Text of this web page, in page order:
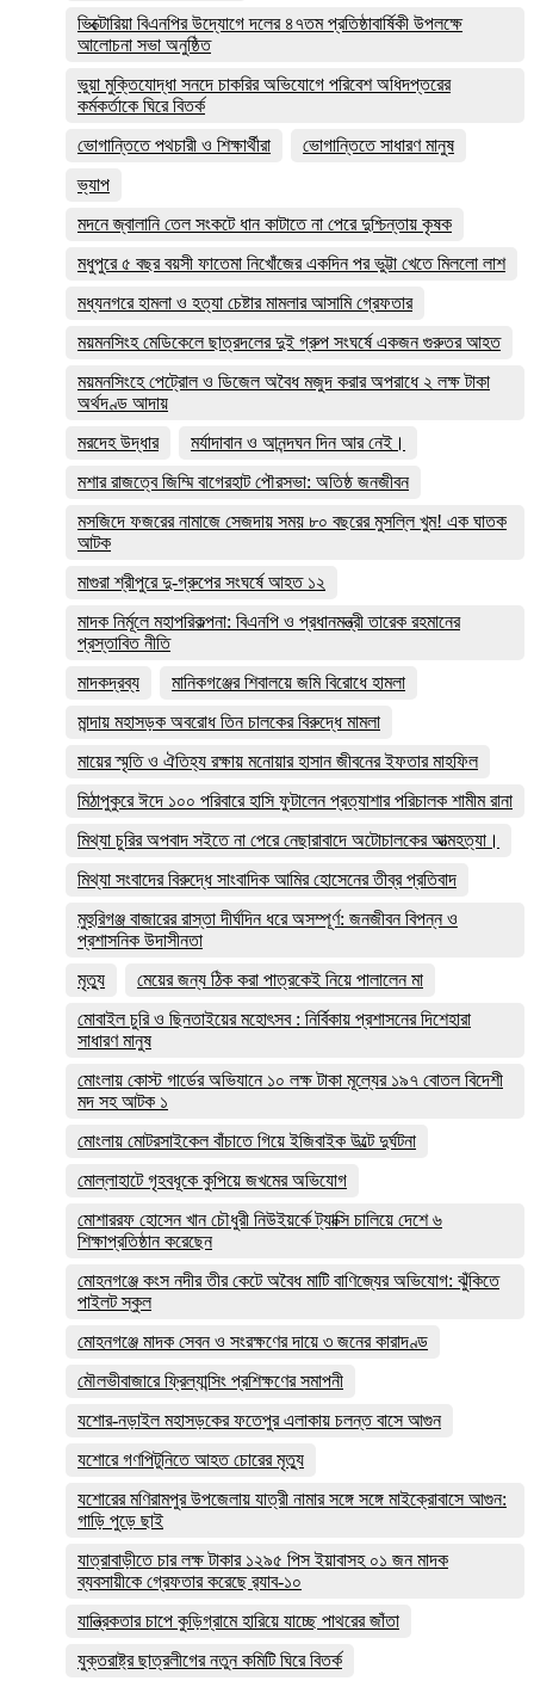
ভিক্টোরিয়া বিএনপির উদ্যোগে দলের ৪৭তম প্রতিষ্ঠাবার্ষিকী উপলক্ষে
আলোচনা সভা অনুষ্ঠিত
ভুয়া মুক্তিযোদ্ধা সনদে চাকরির অভিযোগে পরিবেশ অধিদপ্তরের
কর্মকর্তাকে ঘিরে বিতর্ক
ভোগান্তিতে পথচারী ও শিক্ষার্থীরা
ভোগান্তিতে সাধারণ মানুষ
ভ্যাপ
মদনে জ্বালানি তেল সংকটে ধান কাটাতে না পেরে দুশ্চিন্তায় কৃষক
মধুপুরে ৫ বছর বয়সী ফাতেমা নিখোঁজের একদিন পর ভুট্টা খেতে মিললো লাশ
মধ্যনগরে হামলা ও হত্যা চেষ্টার মামলার আসামি গ্রেফতার
ময়মনসিংহ মেডিকেলে ছাত্রদলের দুই গ্রুপ সংঘর্ষে একজন গুরুতর আহত
ময়মনসিংহে পেট্রোল ও ডিজেল অবৈধ মজুদ করার অপরাধে ২ লক্ষ টাকা
অর্থদণ্ড আদায়
মরদেহ উদ্ধার
মর্যাদাবান ও আনন্দঘন দিন আর নেই।
মশার রাজত্বে জিম্মি বাগেরহাট পৌরসভা: অতিষ্ঠ জনজীবন
মসজিদে ফজরের নামাজে সেজদায় সময় ৮০ বছরের মুসল্লি খুম! এক ঘাতক
আটক
মাগুরা শ্রীপুরে দু-গ্রুপের সংঘর্ষে আহত ১২
মাদক নির্মূলে মহাপরিকল্পনা: বিএনপি ও প্রধানমন্ত্রী তারেক রহমানের
প্রস্তাবিত নীতি
মাদকদ্রব্য
মানিকগঞ্জের শিবালয়ে জমি বিরোধে হামলা
মান্দায় মহাসড়ক অবরোধ তিন চালকের বিরুদ্ধে মামলা
মায়ের স্মৃতি ও ঐতিহ্য রক্ষায় মনোয়ার হাসান জীবনের ইফতার মাহফিল
মিঠাপুকুরে ঈদে ১০০ পরিবারে হাসি ফুটালেন প্রত্যাশার পরিচালক শামীম রানা
মিথ্যা চুরির অপবাদ সইতে না পেরে নেছারাবাদে অটোচালকের আত্মহত্যা।
মিথ্যা সংবাদের বিরুদ্ধে সাংবাদিক আমির হোসেনের তীব্র প্রতিবাদ
মুহুরিগঞ্জ বাজারের রাস্তা দীর্ঘদিন ধরে অসম্পূর্ণ: জনজীবন বিপন্ন ও
প্রশাসনিক উদাসীনতা
মৃত্যু
মেয়ের জন্য ঠিক করা পাত্রকেই নিয়ে পালালেন মা
মোবাইল চুরি ও ছিনতাইয়ের মহোৎসব : নির্বিকায় প্রশাসনের দিশেহারা
সাধারণ মানুষ
মোংলায় কোস্ট গার্ডের অভিযানে ১০ লক্ষ টাকা মূল্যের ১৯৭ বোতল বিদেশী
মদ সহ আটক ১
মোংলায় মোটরসাইকেল বাঁচাতে গিয়ে ইজিবাইক উল্টে দুর্ঘটনা
মোল্লাহাটে গৃহবধূকে কুপিয়ে জখমের অভিযোগ
মোশাররফ হোসেন খান চৌধুরী নিউইয়র্কে ট্যাক্সি চালিয়ে দেশে ৬
শিক্ষাপ্রতিষ্ঠান করেছেন
মোহনগঞ্জে কংস নদীর তীর কেটে অবৈধ মাটি বাণিজ্যের অভিযোগ: ঝুঁকিতে
পাইলট স্কুল
মোহনগঞ্জে মাদক সেবন ও সংরক্ষণের দায়ে ৩ জনের কারাদণ্ড
মৌলভীবাজারে ফ্রিল্যান্সিং প্রশিক্ষণের সমাপনী
যশোর-নড়াইল মহাসড়কের ফতেপুর এলাকায় চলন্ত বাসে আগুন
যশোরে গণপিটুনিতে আহত চোরের মৃত্যু
যশোরের মণিরামপুর উপজেলায় যাত্রী নামার সঙ্গে সঙ্গে মাইক্রোবাসে আগুন:
গাড়ি পুড়ে ছাই
যাত্রাবাড়ীতে চার লক্ষ টাকার ১২৯৫ পিস ইয়াবাসহ ০১ জন মাদক
ব্যবসায়ীকে গ্রেফতার করেছে র‌্যাব-১০
যান্ত্রিকতার চাপে কুড়িগ্রামে হারিয়ে যাচ্ছে পাথরের জাঁতা
যুক্তরাষ্ট্র ছাত্রলীগের নতুন কমিটি ঘিরে বিতর্ক